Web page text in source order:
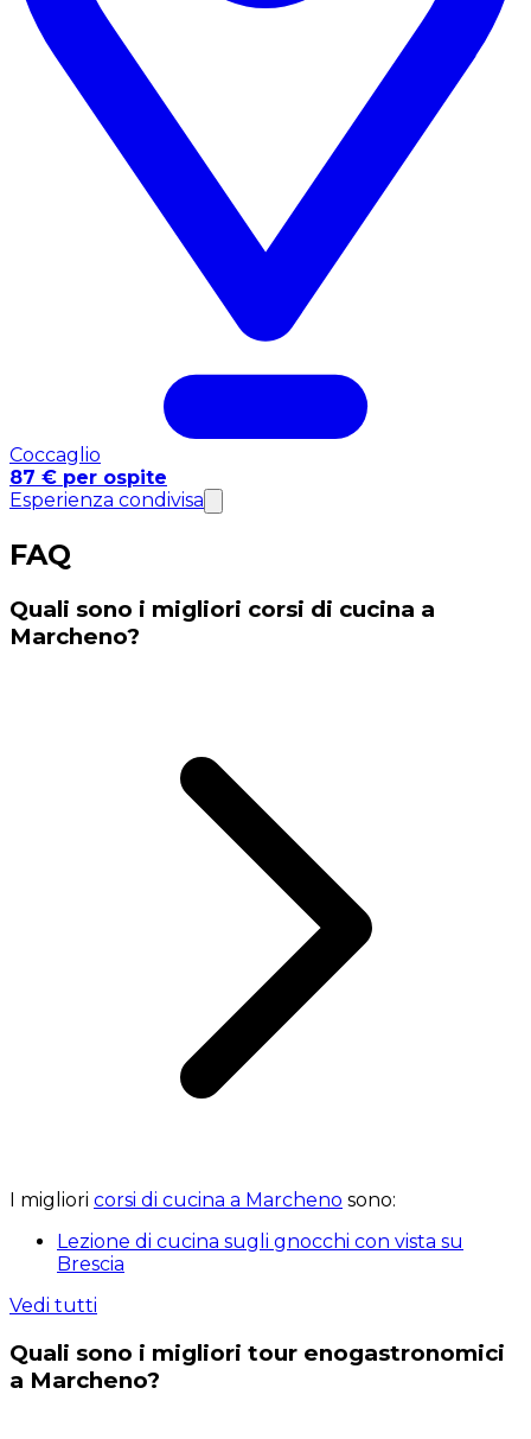
Coccaglio
87 € per ospite
Esperienza condivisa
FAQ
Quali sono i migliori corsi di cucina a
Marcheno?
I migliori corsi di cucina a Marcheno sono:
Lezione di cucina sugli gnocchi con vista su
Brescia
Vedi tutti
Quali sono i migliori tour enogastronomici
a Marcheno?